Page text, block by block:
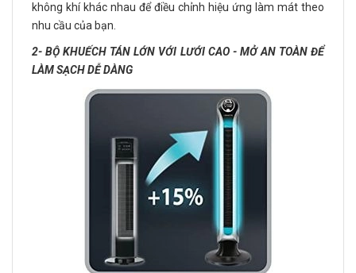
không khí khác nhau để điều chỉnh hiệu ứng làm mát theo
nhu cầu của bạn.
2- BỘ KHUẾCH TÁN LỚN VỚI LƯỚI CAO - MỞ AN TOÀN ĐỂ
LÀM SẠCH DỄ DÀNG